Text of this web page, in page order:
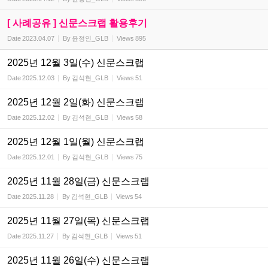
[ 사례공유 ] 신문스크랩 활용후기
Date2023.04.07 By 윤정인_GLB Views 895
2025년 12월 3일(수) 신문스크랩
Date2025.12.03 By 김석현_GLB Views 51
2025년 12월 2일(화) 신문스크랩
Date2025.12.02 By 김석현_GLB Views 58
2025년 12월 1일(월) 신문스크랩
Date2025.12.01 By 김석현_GLB Views 75
2025년 11월 28일(금) 신문스크랩
Date2025.11.28 By 김석현_GLB Views 54
2025년 11월 27일(목) 신문스크랩
Date2025.11.27 By 김석현_GLB Views 51
2025년 11월 26일(수) 신문스크랩